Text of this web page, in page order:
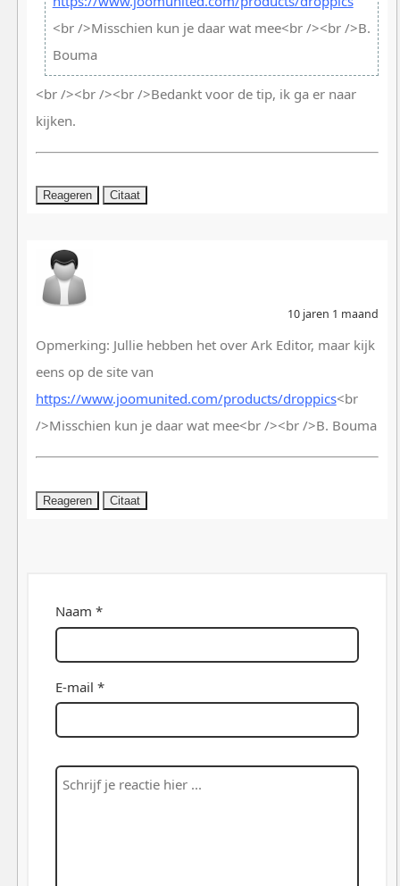
<br />Misschien kun je daar wat mee<br /><br />B.
Bouma
<br /><br /><br />Bedankt voor de tip, ik ga er naar
kijken.
Reageren Citaat
10 jaren 1 maand
Opmerking: Jullie hebben het over Ark Editor, maar kijk
eens op de site van
https://www.joomunited.com/products/droppics<br
/>Misschien kun je daar wat mee<br /><br />B. Bouma
Reageren Citaat
Naam *
E-mail *